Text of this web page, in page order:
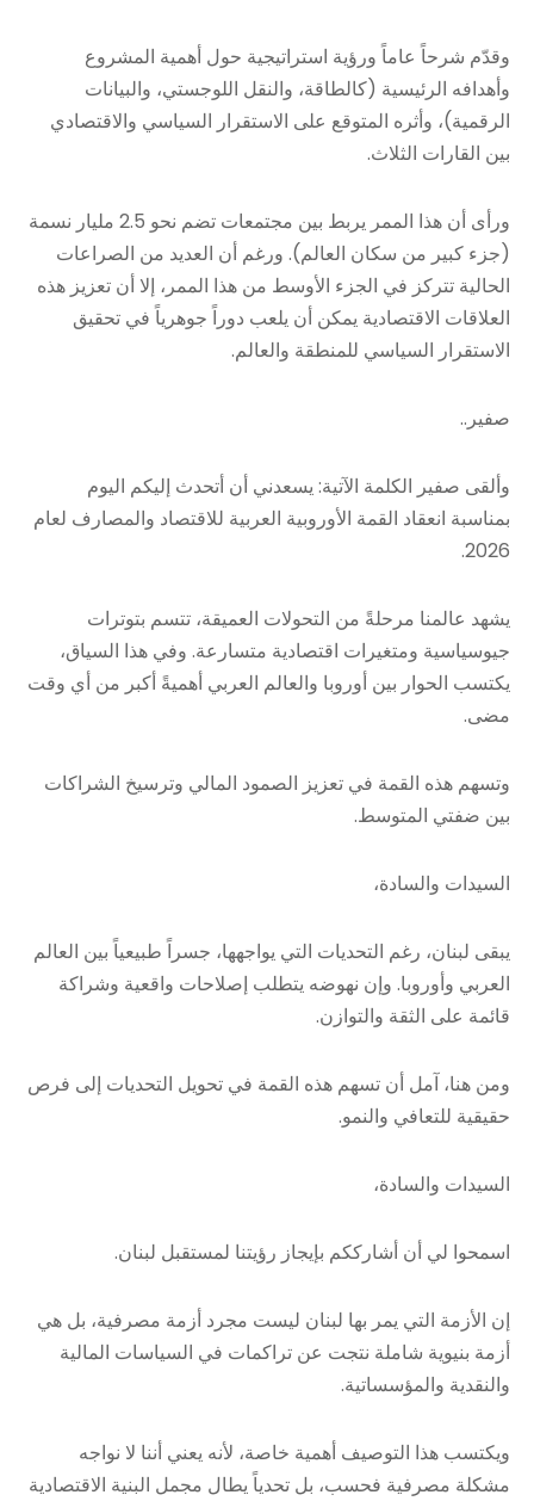
​وقدّم شرحاً عاماً ورؤية استراتيجية حول أهمية المشروع
وأهدافه الرئيسية (كالطاقة، والنقل اللوجستي، والبيانات
الرقمية)، وأثره المتوقع على الاستقرار السياسي والاقتصادي
بين القارات الثلاث.
ورأى أن هذا الممر يربط بين مجتمعات تضم نحو 2.5 مليار نسمة
(جزء كبير من سكان العالم). ورغم أن العديد من الصراعات
الحالية تتركز في الجزء الأوسط من هذا الممر، إلا أن تعزيز هذه
العلاقات الاقتصادية يمكن أن يلعب دوراً جوهرياً في تحقيق
الاستقرار السياسي للمنطقة والعالم.
صفير..
وألقى صفير الكلمة الآتية: يسعدني أن أتحدث إليكم اليوم
بمناسبة انعقاد القمة الأوروبية العربية للاقتصاد والمصارف لعام
2026.
يشهد عالمنا مرحلةً من التحولات العميقة، تتسم بتوترات
جيوسياسية ومتغيرات اقتصادية متسارعة. وفي هذا السياق،
يكتسب الحوار بين أوروبا والعالم العربي أهميةً أكبر من أي وقت
مضى.
وتسهم هذه القمة في تعزيز الصمود المالي وترسيخ الشراكات
بين ضفتي المتوسط.
السيدات والسادة،
يبقى لبنان، رغم التحديات التي يواجهها، جسراً طبيعياً بين العالم
العربي وأوروبا. وإن نهوضه يتطلب إصلاحات واقعية وشراكة
قائمة على الثقة والتوازن.
ومن هنا، آمل أن تسهم هذه القمة في تحويل التحديات إلى فرص
حقيقية للتعافي والنمو.
السيدات والسادة،
اسمحوا لي أن أشارككم بإيجاز رؤيتنا لمستقبل لبنان.
إن الأزمة التي يمر بها لبنان ليست مجرد أزمة مصرفية، بل هي
أزمة بنيوية شاملة نتجت عن تراكمات في السياسات المالية
والنقدية والمؤسساتية.
ويكتسب هذا التوصيف أهمية خاصة، لأنه يعني أننا لا نواجه
مشكلة مصرفية فحسب، بل تحدياً يطال مجمل البنية الاقتصادية